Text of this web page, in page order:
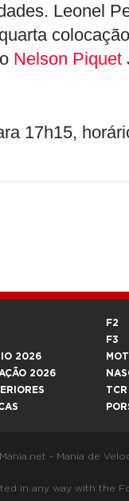
Leonel
Nelson Piquet
17h15,
2026
2026
F2
F3
TCR
- Mania de
any way with the